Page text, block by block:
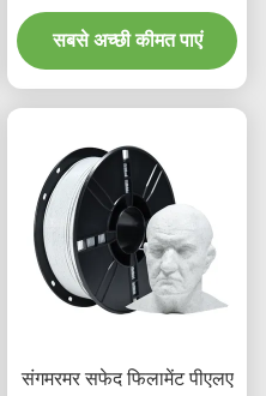
डी प्रिंटिंग के लिए सियान में
पीएलए फिलामेंट
सबसे अच्छी कीमत पाएं
संगमरमर सफेद फिलामेंट पीएलए